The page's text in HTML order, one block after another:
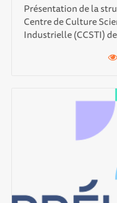
Présentation de la
Centre de Culture
Industrielle (CCSTI)